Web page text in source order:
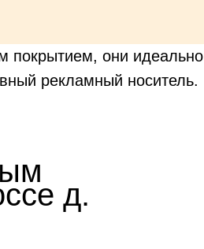
покрытием, они идеально
рекламный носитель.
д.